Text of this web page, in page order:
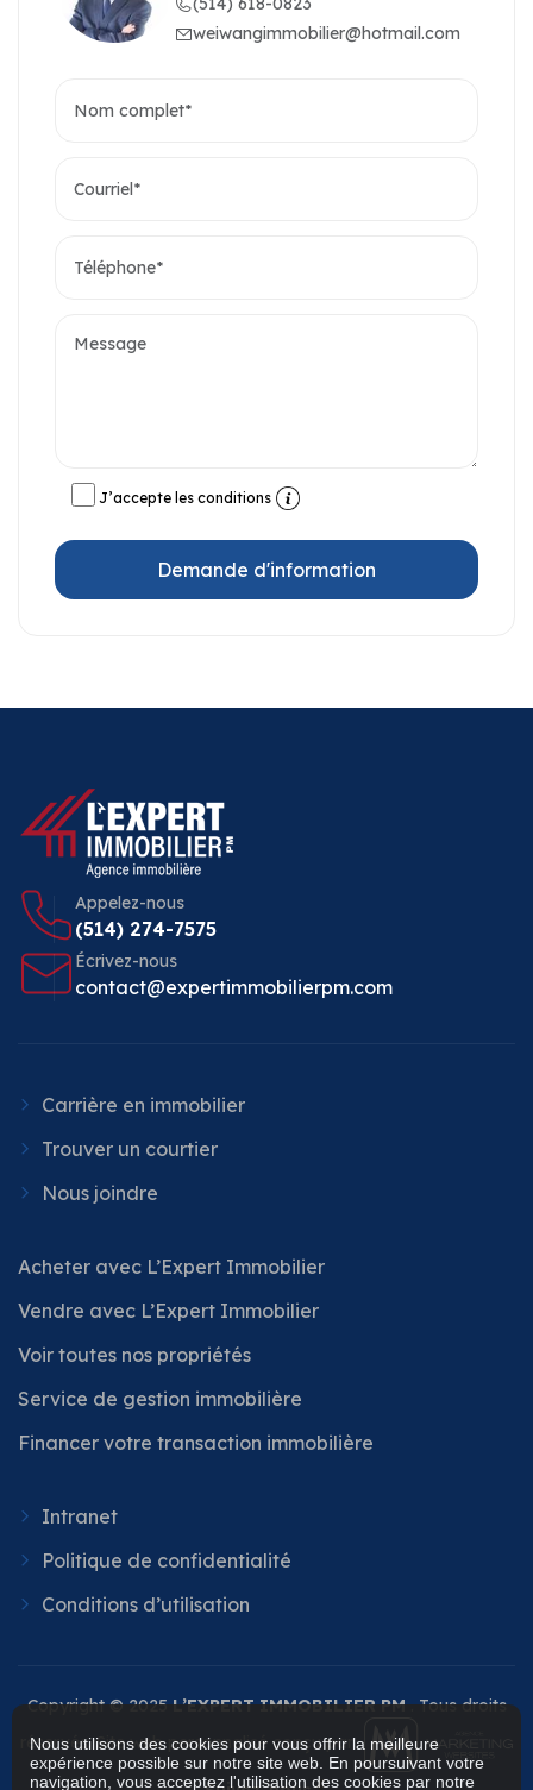
weiwangimmobilier@hotmail.com
J’accepte les conditions
Demande d'information
Appelez-nous
(514) 274-7575
Écrivez-nous
contact@expertimmobilierpm.com
Carrière en immobilier
Trouver un courtier
Nous joindre
Acheter avec L’Expert Immobilier
Vendre avec L’Expert Immobilier
Voir toutes nos propriétés
Service de gestion immobilière
Financer votre transaction immobilière
Intranet
Politique de confidentialité
Conditions d’utilisation
Copyright © 2025L’EXPERT IMMOBILIER PM. Tous droits
réservés. Site web personnalisé conçu par
Nous utilisons des cookies pour vous offrir la meilleure
expérience possible sur notre site web. En poursuivant votre
navigation, vous acceptez l'utilisation des cookies par notre